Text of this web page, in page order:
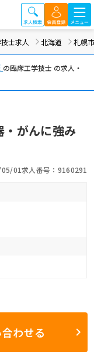
士求人 北海道 札幌市
の臨床工学技士 の求人・
・がんに強み
05/01求人番号：9160291
わせる